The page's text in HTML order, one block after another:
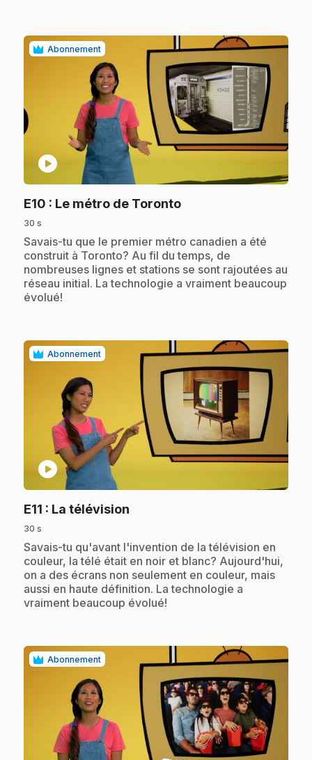
Abonnement
play_circle
E10 : Le métro de Toronto.
30 s
.Savais-tu que le premier métro canadien a été
construit à Toronto? Au fil du temps, de
nombreuses lignes et stations se sont rajoutées au
réseau initial. La technologie a vraiment beaucoup
évolué!
Abonnement
play_circle
E11 : La télévision
30 s
.Savais-tu qu'avant l'invention de la télévision en
couleur, la télé était en noir et blanc? Aujourd'hui,
on a des écrans non seulement en couleur, mais
aussi en haute définition. La technologie a
vraiment beaucoup évolué!
Abonnement